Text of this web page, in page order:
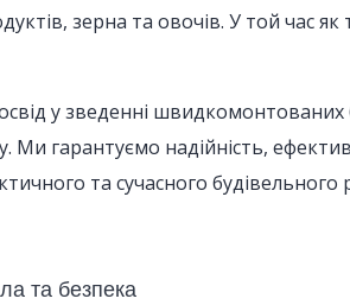
зерна та овочів. У той час
у зведенні
Ми гарантуємо надійність,
та сучасного будівельного
та безпека